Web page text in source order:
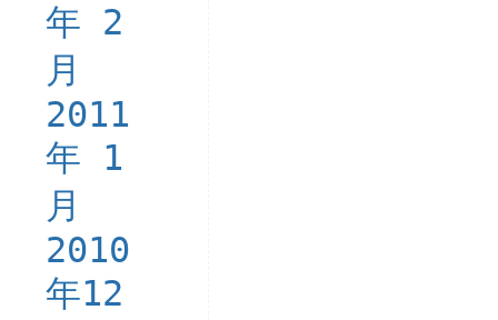
年 2
月
2011
年 1
月
2010
年12